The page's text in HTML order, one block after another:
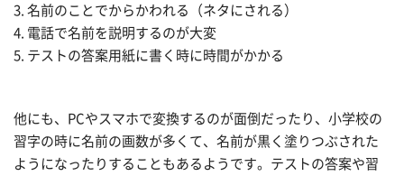
3. 名前のことでからかわれる（ネタにされる）
4. 電話で名前を説明するのが大変
5. テストの答案用紙に書く時に時間がかかる
他にも、PCやスマホで変換するのが面倒だったり、小学校の
習字の時に名前の画数が多くて、名前が黒く塗りつぶされた
ようになったりすることもあるようです。テストの答案や習